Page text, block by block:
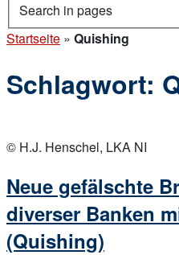
Search in pages
Startseite » Quishing
Schlagwort:
post
© H.J. Henschel, LKA NI
Neue gefälschte
diverser Banken
(Quishing)